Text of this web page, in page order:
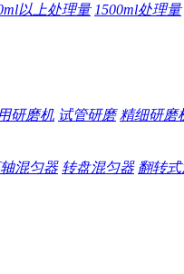
以上处理量 1500ml处理量
研磨机 试管研磨 精细研磨
混匀器 转盘混匀器 翻转